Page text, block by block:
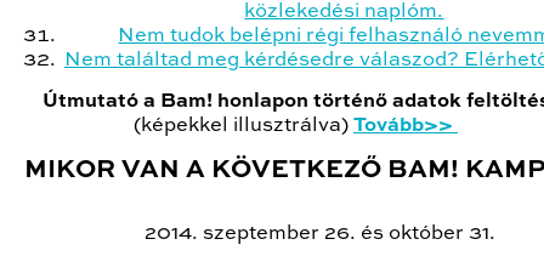
közlekedési naplóm.
Nem tudok belépni régi felhasználó
Nem találtad meg kérdésedre válaszod?
Útmutató a Bam! honlapon történő adatok
(képekkel illusztrálva) Tovább>>
MIKOR VAN A KÖVETKEZŐ BAM!
2014. szeptember 26. és október 31.